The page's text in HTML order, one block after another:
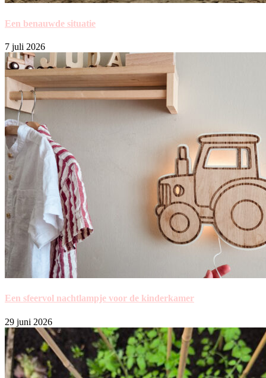
Een benauwde situatie
7 juli 2026
Een sfeervol nachtlampje voor de kinderkamer
29 juni 2026